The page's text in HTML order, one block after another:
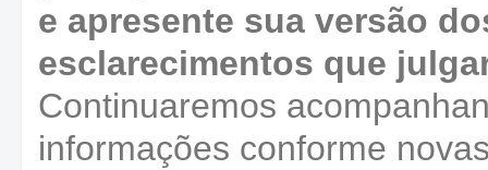
e apresente sua versão
esclarecimentos que
Continuaremos
informações conforme